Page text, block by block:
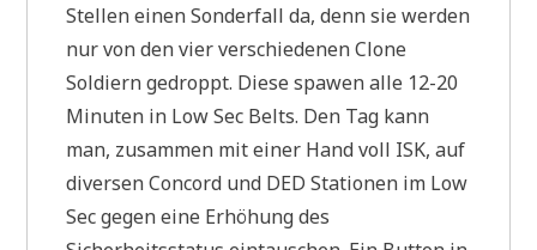
Stellen einen Sonderfall da, denn sie werden
nur von den vier verschiedenen Clone
Soldiern gedroppt. Diese spawen alle 12-20
Minuten in Low Sec Belts. Den Tag kann
man, zusammen mit einer Hand voll ISK, auf
diversen Concord und DED Stationen im Low
Sec gegen eine Erhöhung des